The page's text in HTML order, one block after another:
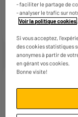
Les
- faciliter le partage de
- analyser le trafic sur
Voir la politique cookies.
Si vous acceptez,
des cookies statistiques
anonymes à partir de
en gérant vos cookies.
Bonne visite!